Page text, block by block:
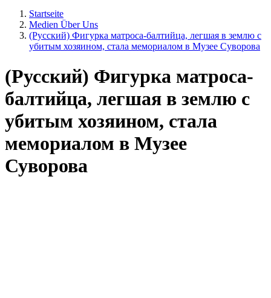
Startseite
Medien Über Uns
(Русский) Фигурка матроса-балтийца, легшая в землю с
убитым хозяином, стала мемориалом в Музее Суворова
(Русский) Фигурка матроса-
балтийца, легшая в землю с
убитым хозяином, стала
мемориалом в Музее
Суворова